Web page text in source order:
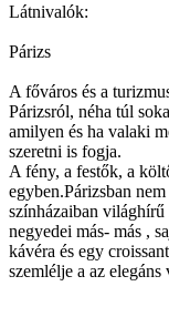
Látnivalók:
Párizs
A főváros és a
Párizsról, néha túl
amilyen és ha valaki
szeretni is fogja.
A fény, a festők, a
egyben.Párizsban
színházaiban
negyedei más- más ,
kávéra és egy
szemlélje a az